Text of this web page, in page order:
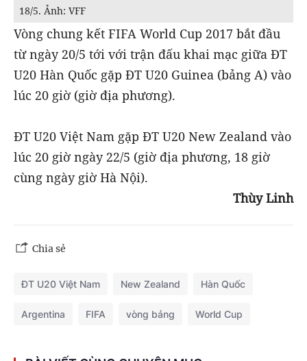
18/5. Ảnh: VFF
Vòng chung kết FIFA World Cup 2017 bắt đầu
từ ngày 20/5 tới với trận đấu khai mạc giữa ĐT
U20 Hàn Quốc gặp ĐT U20 Guinea (bảng A) vào
lúc 20 giờ (giờ địa phương).
ĐT U20 Việt Nam gặp ĐT U20 New Zealand vào
lúc 20 giờ ngày 22/5 (giờ địa phương, 18 giờ
cùng ngày giờ Hà Nội).
Thùy Linh
Chia sẻ
ĐT U20 Việt Nam New Zealand Hàn Quốc
Argentina FIFA vòng bảng World Cup